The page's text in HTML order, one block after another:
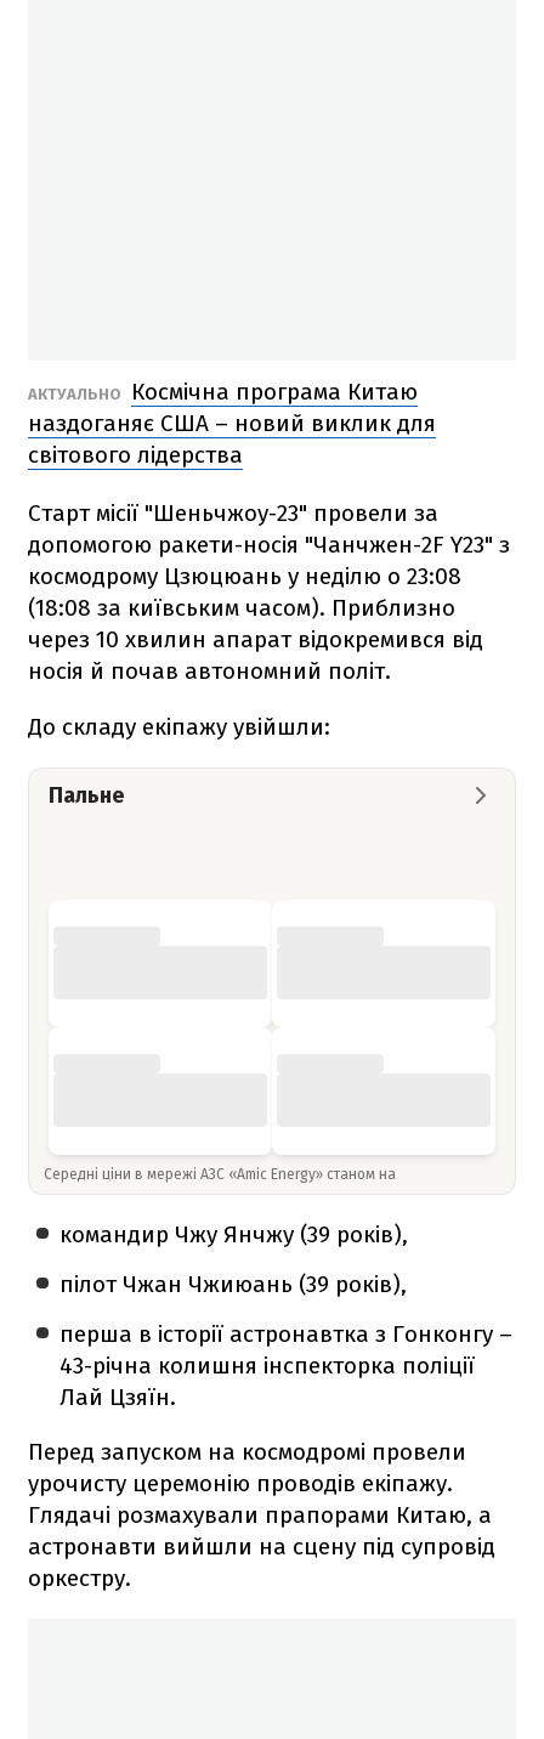
АКТУАЛЬНО
Космічна програма Китаю
наздоганяє США – новий виклик для
світового лідерства
Старт місії "Шеньчжоу-23" провели за
допомогою ракети-носія "Чанчжен-2F Y23" з
космодрому Цзюцюань у неділю о 23:08
(18:08 за київським часом). Приблизно
через 10 хвилин апарат відокремився від
носія й почав автономний політ.
До складу екіпажу увійшли:
Пальне
Середні ціни в мережі АЗС «Amic Energy» станом на
командир Чжу Янчжу (39 років),
пілот Чжан Чжиюань (39 років),
перша в історії астронавтка з Гонконгу –
43-річна колишня інспекторка поліції
Лай Цзяїн.
Перед запуском на космодромі провели
урочисту церемонію проводів екіпажу.
Глядачі розмахували прапорами Китаю, а
астронавти вийшли на сцену під супровід
оркестру.